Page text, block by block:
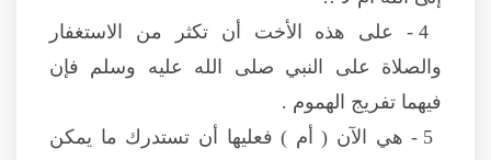
4 - على هذه الأخت أن تكثر من الاستغفار
والصلاة على النبي صلى الله عليه وسلم فإن
فيهما تفريج الهموم .
5 - هي الآن ( أم ) فعليها أن تستدرك ما يمكن